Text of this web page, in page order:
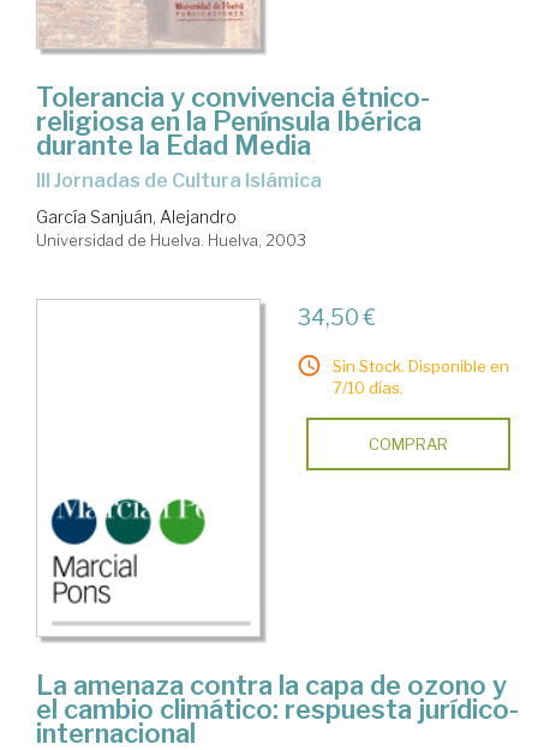
Tolerancia y convivencia étnico-
religiosa en la Península Ibérica
durante la Edad Media
III Jornadas de Cultura Islámica
García Sanjuán, Alejandro
Universidad de Huelva. Huelva, 2003
34,50 €
Sin Stock. Disponible en
7/10 días.
COMPRAR
La amenaza contra la capa de ozono y
el cambio climático: respuesta jurídico-
internacional